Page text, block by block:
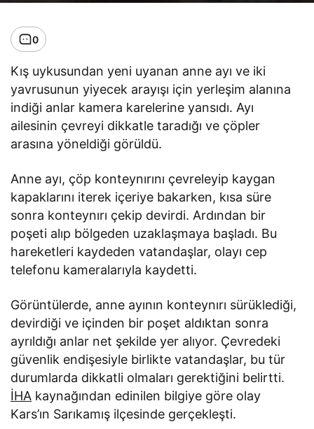
0
Kış uykusundan yeni uyanan anne ayı ve iki
yavrusunun yiyecek arayışı için yerleşim alanına
indiği anlar kamera karelerine yansıdı. Ayı
ailesinin çevreyi dikkatle taradığı ve çöpler
arasına yöneldiği görüldü.
Anne ayı, çöp konteynırını çevreleyip kaygan
kapaklarını iterek içeriye bakarken, kısa süre
sonra konteynırı çekip devirdi. Ardından bir
poşeti alıp bölgeden uzaklaşmaya başladı. Bu
hareketleri kaydeden vatandaşlar, olayı cep
telefonu kameralarıyla kaydetti.
Görüntülerde, anne ayının konteynırı sürüklediği,
devirdiği ve içinden bir poşet aldıktan sonra
ayrıldığı anlar net şekilde yer alıyor. Çevredeki
güvenlik endişesiyle birlikte vatandaşlar, bu tür
durumlarda dikkatli olmaları gerektiğini belirtti.
İHA kaynağından edinilen bilgiye göre olay
Kars’ın Sarıkamış ilçesinde gerçekleşti.